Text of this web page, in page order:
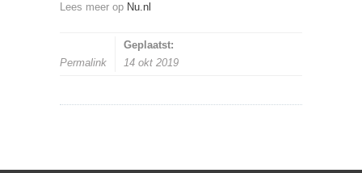
Lees meer op Nu.nl
Permalink
Geplaatst:
14 okt 2019